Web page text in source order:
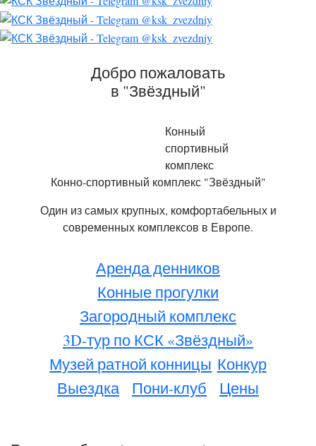
Добро пожаловать
в "Звёздный"
Конный
спортивный
комплекс
Конно-спортивный комплекс "Звёздный"
Один из самых крупных, комфортабельных и
современных комплексов в Европе.
Аренда денников
Конные прогулки
Загородный комплекс
3D-тур по КСК «Звёздный»
Музей ратной конницы Конкур
Выездка
Пони-клуб Цены